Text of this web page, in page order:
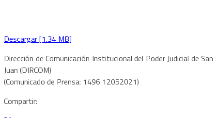
Descargar [1.34 MB]
Dirección de Comunicación Institucional del Poder Judicial de San
Juan (DIRCOM)
(Comunicado de Prensa: 1496 12052021)
Compartir: